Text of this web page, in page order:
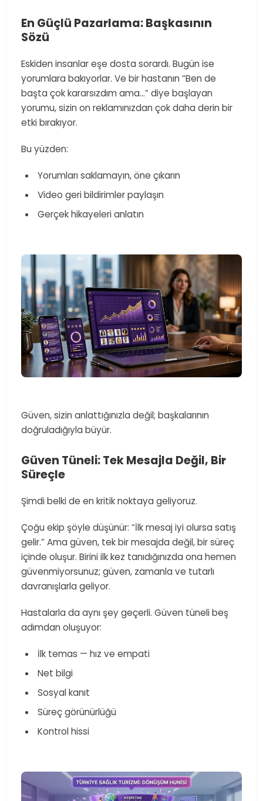
En Güçlü Pazarlama: Başkasının
Sözü
Eskiden insanlar eşe dosta sorardı. Bugün ise
yorumlara bakıyorlar. Ve bir hastanın “Ben de
başta çok kararsızdım ama…” diye başlayan
yorumu, sizin on reklamınızdan çok daha derin bir
etki bırakıyor.
Bu yüzden:
​ Yorumları saklamayın, öne çıkarın
​ Video geri bildirimler paylaşın
​ Gerçek hikayeleri anlatın
Güven, sizin anlattığınızla değil; başkalarının
doğruladığıyla büyür.
Güven Tüneli: Tek Mesajla Değil, Bir
Süreçle
Şimdi belki de en kritik noktaya geliyoruz.
Çoğu ekip şöyle düşünür: “İlk mesaj iyi olursa satış
gelir.” Ama güven, tek bir mesajda değil, bir süreç
içinde oluşur. Birini ilk kez tanıdığınızda ona hemen
güvenmiyorsunuz; güven, zamanla ve tutarlı
davranışlarla geliyor.
Hastalarla da aynı şey geçerli. Güven tüneli beş
adımdan oluşuyor:
​ İlk temas — hız ve empati
​ Net bilgi
​ Sosyal kanıt
​ Süreç görünürlüğü
​ Kontrol hissi